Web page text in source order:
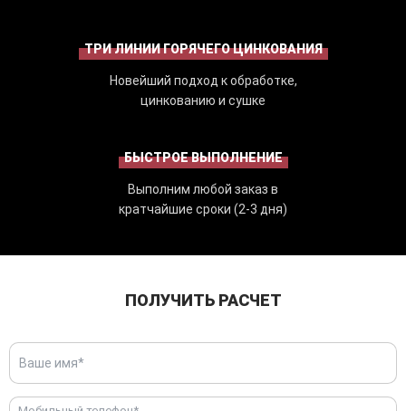
ТРИ ЛИНИИ ГОРЯЧЕГО ЦИНКОВАНИЯ
Новейший подход к обработке,
цинкованию и сушке
БЫСТРОЕ ВЫПОЛНЕНИЕ
Выполним любой заказ в
кратчайшие сроки (2-3 дня)
ПОЛУЧИТЬ РАСЧЕТ